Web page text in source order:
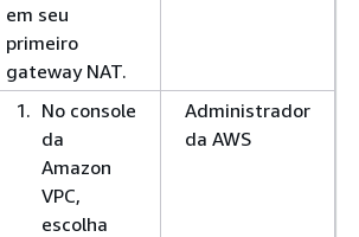
em seu
primeiro
gateway NAT.
No console
da
Amazon
VPC,
escolha
Administrador
da AWS